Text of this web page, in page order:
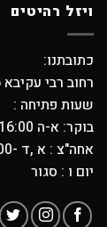
ויזל רהיטים
כתובתנו:
רחוב רבי עקיבא 16, בני ברק.
שעות פתיחה :
בוקר: א-ה 10:00-16:00
אחה"צ : א ,ד -17:00-21:00מומלץ לתאם!
יום ו : סגור